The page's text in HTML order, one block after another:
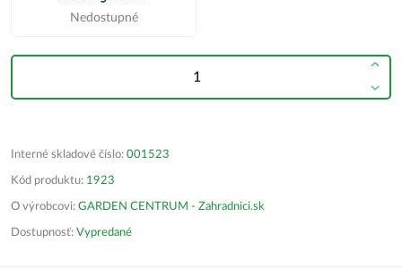
Nedostupné
Interné skladové číslo: 001523
Kód produktu: 1923
O výrobcovi: GARDEN CENTRUM - Zahradnici.sk
Dostupnosť: Vypredané